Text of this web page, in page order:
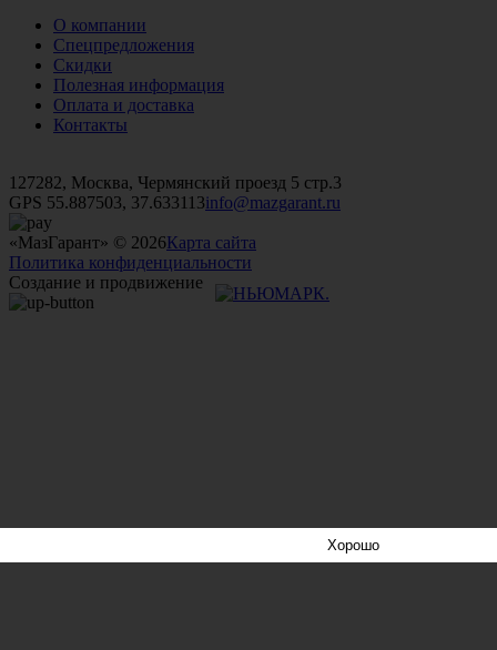
О компании
Спецпредложения
Скидки
Полезная информация
Оплата и доставка
Контакты
127282, Москва, Чермянский проезд 5 стр.3
GPS 55.887503, 37.633113info@mazgarant.ru
«МазГарант» © 2026Карта сайта
Политика конфиденциальности
Создание и продвижение
Хорошо